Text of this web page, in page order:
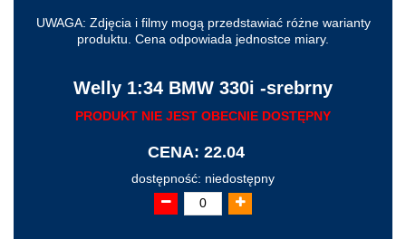
UWAGA: Zdjęcia i filmy mogą przedstawiać różne warianty
produktu. Cena odpowiada jednostce miary.
Welly 1:34 BMW 330i -srebrny
PRODUKT NIE JEST OBECNIE DOSTĘPNY
CENA: 22.04
dostępność: niedostępny